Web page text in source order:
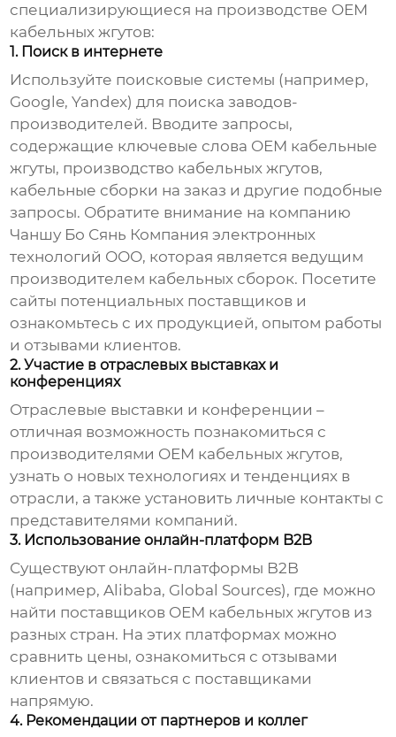
специализирующиеся на производстве OEM
кабельных жгутов:
1. Поиск в интернете
Используйте поисковые системы (например,
Google, Yandex) для поиска заводов-
производителей. Вводите запросы,
содержащие ключевые слова OEM кабельные
жгуты, производство кабельных жгутов,
кабельные сборки на заказ и другие подобные
запросы. Обратите внимание на компанию
Чаншу Бо Сянь Компания электронных
технологий ООО, которая является ведущим
производителем кабельных сборок. Посетите
сайты потенциальных поставщиков и
ознакомьтесь с их продукцией, опытом работы
и отзывами клиентов.
2. Участие в отраслевых выставках и
конференциях
Отраслевые выставки и конференции –
отличная возможность познакомиться с
производителями OEM кабельных жгутов,
узнать о новых технологиях и тенденциях в
отрасли, а также установить личные контакты с
представителями компаний.
3. Использование онлайн-платформ B2B
Существуют онлайн-платформы B2B
(например, Alibaba, Global Sources), где можно
найти поставщиков OEM кабельных жгутов из
разных стран. На этих платформах можно
сравнить цены, ознакомиться с отзывами
клиентов и связаться с поставщиками
напрямую.
4. Рекомендации от партнеров и коллег